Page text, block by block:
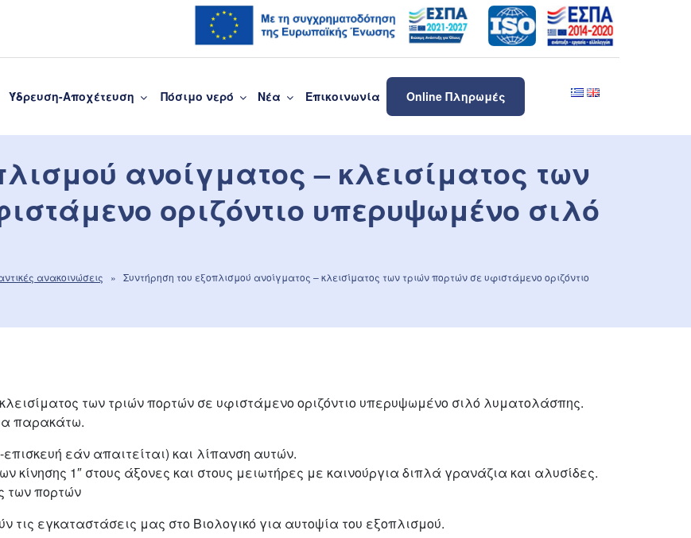
Ύδρευση-Αποχέτευση Πόσιμο νερό Νέα Επικοινωνία Online Πληρωμές
ανοίγματος – κλεισίματος των
οριζόντιο υπερυψωμένο σιλό
ανακοινώσεις » Συντήρηση του εξοπλισμού ανοίγματος – κλεισίματος των τριών πορτών σε υφιστάμενο οριζόντιο
των τριών πορτών σε υφιστάμενο οριζόντιο υπερυψωμένο σιλό λυματολάσπης.
παρακάτω.
εάν απαιτείται) και λίπανση αυτών.
κίνησης 1″ στους άξονες και στους μειωτήρες με καινούργια διπλά γρανάζια και αλυσίδες.
των πορτών
εγκαταστάσεις μας στο Βιολογικό για αυτοψία του εξοπλισμού.